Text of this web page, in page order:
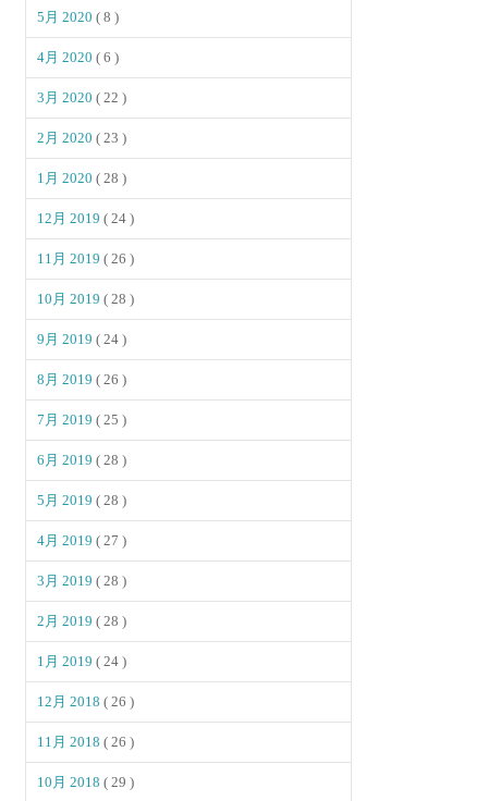
5月 2020( 8 )
4月 2020( 6 )
3月 2020( 22 )
2月 2020( 23 )
1月 2020( 28 )
12月 2019( 24 )
11月 2019( 26 )
10月 2019( 28 )
9月 2019( 24 )
8月 2019( 26 )
7月 2019( 25 )
6月 2019( 28 )
5月 2019( 28 )
4月 2019( 27 )
3月 2019( 28 )
2月 2019( 28 )
1月 2019( 24 )
12月 2018( 26 )
11月 2018( 26 )
10月 2018( 29 )